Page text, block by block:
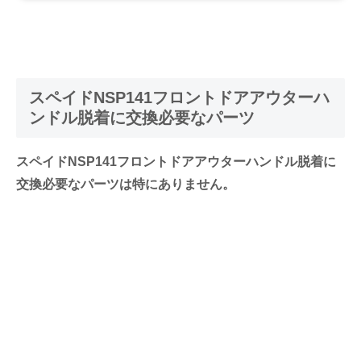
スペイドNSP141フロントドアアウターハ
ンドル脱着に交換必要なパーツ
スペイドNSP141フロントドアアウターハンドル脱着に
交換必要なパーツは特にありません。